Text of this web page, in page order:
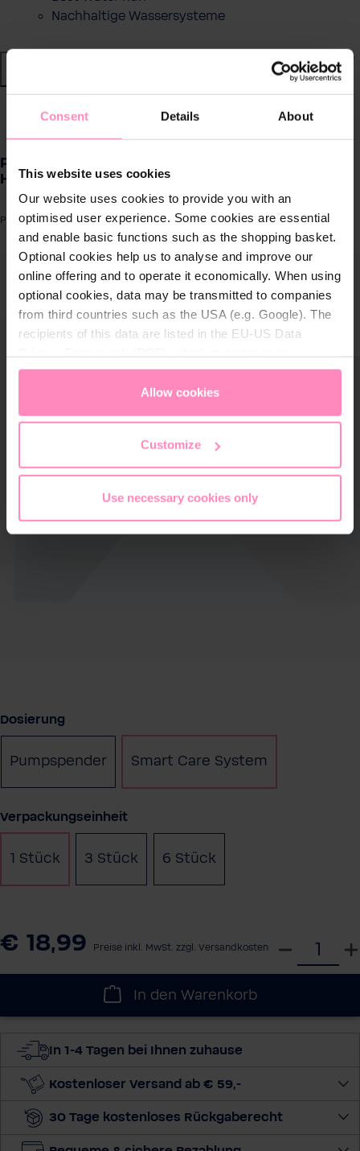
Consent Details About
This website uses cookies
Our website uses cookies to provide you with an
optimised user experience. Some cookies are essential
and enable basic functions such as the shopping basket.
Optional cookies help us to analyse and improve our
online offering and to operate it economically. When using
optional cookies, data may be transmitted to companies
from third countries such as the USA (e.g. Google). The
recipients of this data are listed in the EU-US Data
appropriate level of data protection. You canaccept all
only allow necessary cookies
access and change your chosen setting at any time in
Allow cookies
Customize
Use necessary cookies only
Nachhaltige Wassersysteme
zuhause
Lösungen für
Geschäftskunden
Kundenservice
zurück
PURE HERBS - Flüssigseife SET 1x300ml inkl.
Halterung AMAZON
Produktnummer: PHE002KSLQS
überspringen
Dosierung
Pumpspender Smart Care System
Verpackungseinheitauswählen
1 Stück 3 Stück 6 Stück
€ 18,99 Preise inkl. MwSt. zzgl. Versandkosten
W
e
e
In den Warenkorb
In 1-4 Tagen bei Ihnen zuhause
Kostenloser Versand ab € 59,-
30 Tage kostenloses Rückgaberecht